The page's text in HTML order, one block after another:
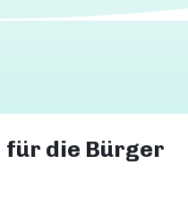
für die Bürger